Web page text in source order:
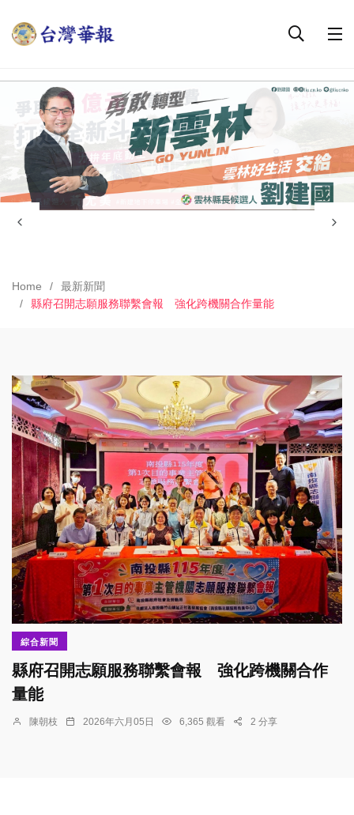
Home
最新新聞
縣府召開志願服務聯繫會報 強化跨機關合作量能
綜合新聞
縣府召開志願服務聯繫會報 強化跨機關合作
量能
陳朝枝 2026年六月05日 6,365 觀看 2 分享